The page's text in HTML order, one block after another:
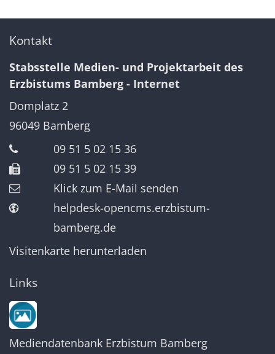
Kontakt
Stabsstelle Medien- und Projektarbeit des
Erzbistums Bamberg - Internet
Domplatz 2
96049 Bamberg
09 51 5 02 15 36
09 51 5 02 15 39
Klick zum E-Mail senden
helpdesk-opencms.erzbistum-
bamberg.de
Visitenkarte herunterladen
Links
Mediendatenbank Erzbistum Bamberg